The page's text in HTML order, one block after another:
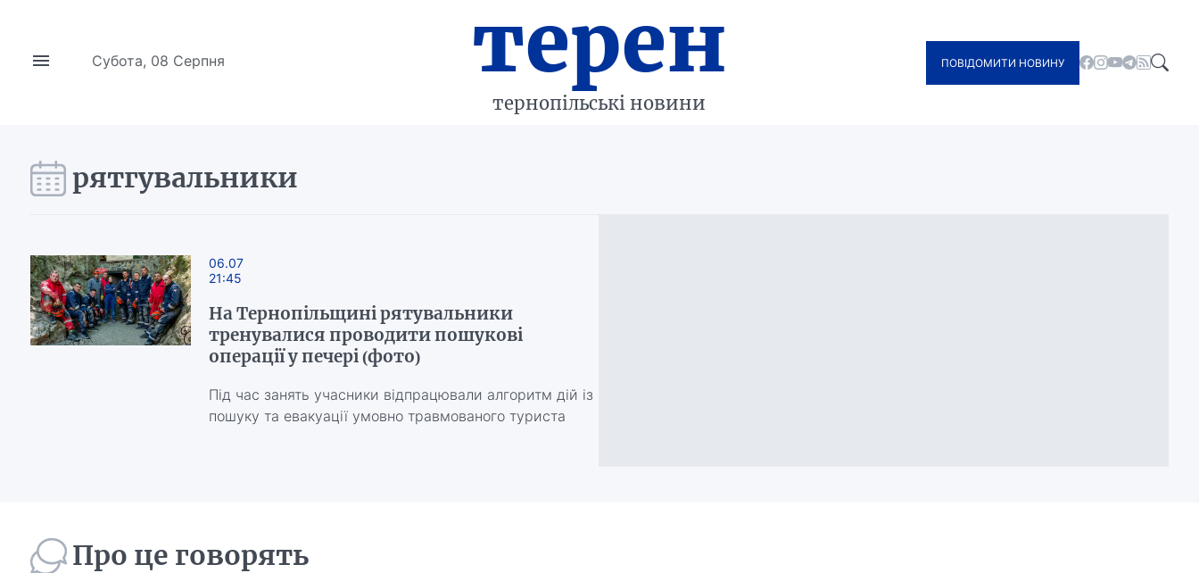
Субота, 08 Серпня терен
тернопільські новини
ПОВІДОМИТИ НОВИНУ
рятгувальники
06.07
21:45
На Тернопільщині рятувальники
тренувалися проводити пошукові
операції у печері (фото)
Під час занять учасники відпрацювали алгоритм дій із
пошуку та евакуації умовно травмованого туриста
Про це говорять